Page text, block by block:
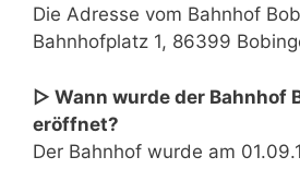
Die Adresse vom Bahnhof
Bahnhofplatz 1, 86399
▷ Wann wurde der Bahnhof
eröffnet?
Der Bahnhof wurde am